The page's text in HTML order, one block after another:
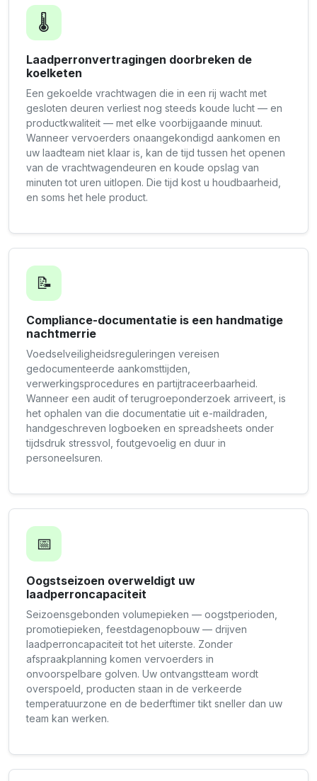
🌡️
Laadperronvertragingen doorbreken de
koelketen
Een gekoelde vrachtwagen die in een rij wacht met
gesloten deuren verliest nog steeds koude lucht — en
productkwaliteit — met elke voorbijgaande minuut.
Wanneer vervoerders onaangekondigd aankomen en
uw laadteam niet klaar is, kan de tijd tussen het openen
van de vrachtwagendeuren en koude opslag van
minuten tot uren uitlopen. Die tijd kost u houdbaarheid,
en soms het hele product.
📝
Compliance-documentatie is een handmatige
nachtmerrie
Voedselveiligheidsreguleringen vereisen
gedocumenteerde aankomsttijden,
verwerkingsprocedures en partijtraceerbaarheid.
Wanneer een audit of terugroeponderzoek arriveert, is
het ophalen van die documentatie uit e-maildraden,
handgeschreven logboeken en spreadsheets onder
tijdsdruk stressvol, foutgevoelig en duur in
personeelsuren.
📅
Oogstseizoen overweldigt uw
laadperroncapaciteit
Seizoensgebonden volumepieken — oogstperioden,
promotiepieken, feestdagenopbouw — drijven
laadperroncapaciteit tot het uiterste. Zonder
afspraakplanning komen vervoerders in
onvoorspelbare golven. Uw ontvangstteam wordt
overspoeld, producten staan in de verkeerde
temperatuurzone en de bederftimer tikt sneller dan uw
team kan werken.